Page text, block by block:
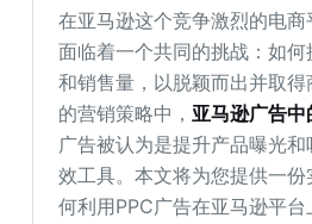
在亚马逊这个竞争激烈的电
面临着一个共同的挑战：如
和销售量，以脱颖而出并取
的营销策略中，亚马逊广告中
广告被认为是提升产品曝光
效工具。本文将为您提供一
何利用PPC广告在亚马逊平